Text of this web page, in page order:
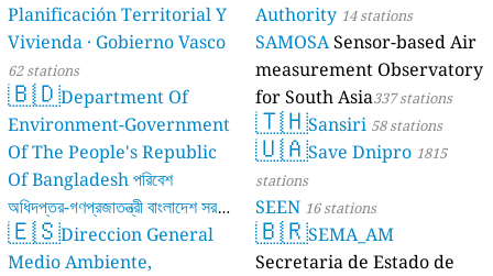
Planificación Territorial Y
Vivienda · Gobierno Vasco
62 stations
🇧🇩Department Of
Environment-Government
Of The People's Republic
Of Bangladesh পরিবেশ
অধিদপ্তর-গণপ্রজাতন্ত্রী বাংলাদেশ সরকার
17 stations
🇪🇸Direccion General
Medio Ambiente,
Authority 14 stations
SAMOSASensor-based Air
measurement Observatory
for South Asia337 stations
🇹🇭Sansiri 58 stations
🇺🇦Save Dnipro 1815
stations
SEEN 16 stations
🇧🇷SEMA_AM
Secretaria de Estado de